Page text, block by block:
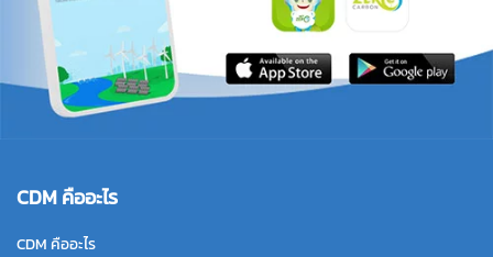
CDM คืออะไร
CDM คืออะไร